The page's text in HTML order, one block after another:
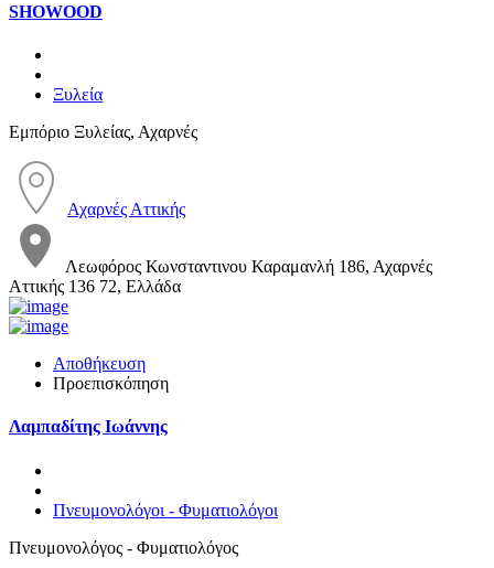
SHOWOOD
Ξυλεία
Εμπόριο Ξυλείας, Αχαρνές
Αχαρνές Αττικής
Λεωφόρος Κωνσταντινου Καραμανλή 186, Αχαρνές
Αττικής 136 72, Ελλάδα
Αποθήκευση
Προεπισκόπηση
Λαμπαδίτης Ιωάννης
Πνευμονολόγοι - Φυματιολόγοι
Πνευμονολόγος - Φυματιολόγος